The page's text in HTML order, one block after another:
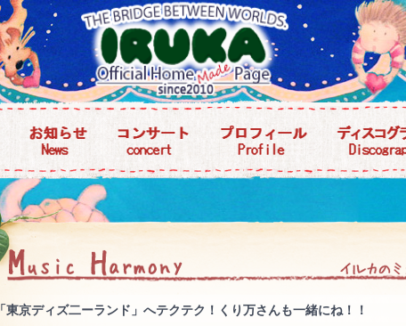
「東京ディズ二ーランド」へテクテク！くり万さんも一緒にね！！